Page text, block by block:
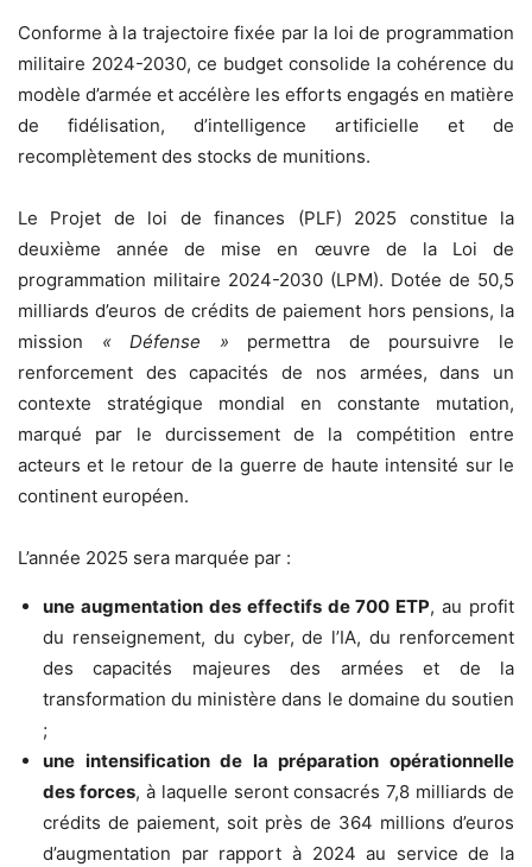
Conforme à la trajectoire fixée par la loi de programmation
militaire 2024-2030, ce budget consolide la cohérence du
modèle d’armée et accélère les efforts engagés en matière
de fidélisation, d’intelligence artificielle et de
recomplètement des stocks de munitions.
Le Projet de loi de finances (PLF) 2025 constitue la
deuxième année de mise en œuvre de la Loi de
programmation militaire 2024-2030 (LPM). Dotée de 50,5
milliards d’euros de crédits de paiement hors pensions, la
mission « Défense » permettra de poursuivre le
renforcement des capacités de nos armées, dans un
contexte stratégique mondial en constante mutation,
marqué par le durcissement de la compétition entre
acteurs et le retour de la guerre de haute intensité sur le
continent européen.
L’année 2025 sera marquée par :
une augmentation des effectifs de 700 ETP, au profit
du renseignement, du cyber, de l’IA, du renforcement
des capacités majeures des armées et de la
transformation du ministère dans le domaine du soutien
;
une intensification de la préparation opérationnelle
des forces, à laquelle seront consacrés 7,8 milliards de
crédits de paiement, soit près de 364 millions d’euros
d’augmentation par rapport à 2024 au service de la